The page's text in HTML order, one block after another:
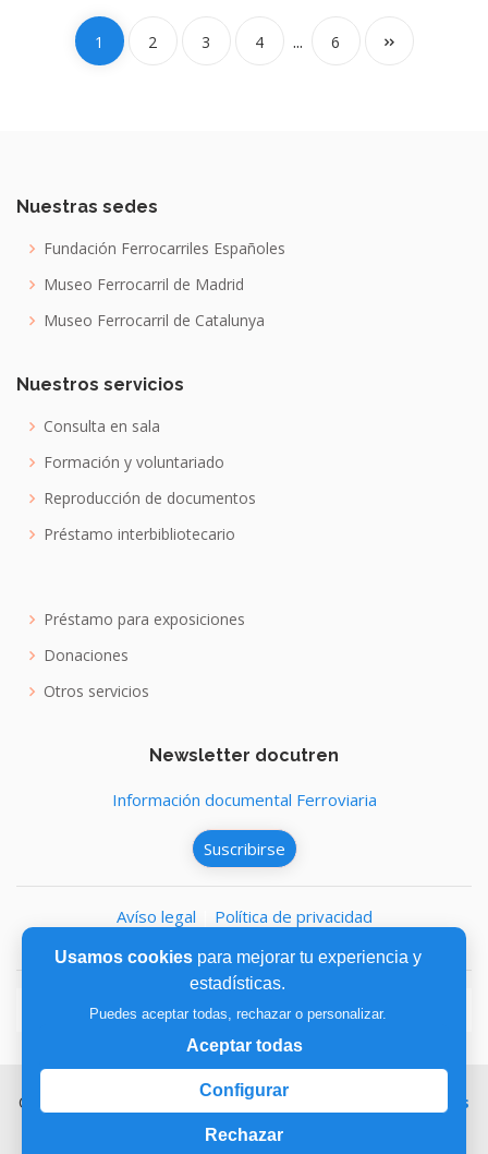
Usamos cookiespara mejorar tu experiencia y
estadísticas.
Puedes aceptar todas, rechazar o personalizar.
Aceptar todas
Configurar
Rechazar
1 2 3 4 ... 6
Nuestras sedes
Fundación Ferrocarriles Españoles
Museo Ferrocarril de Madrid
Museo Ferrocarril de Catalunya
Nuestros servicios
Consulta en sala
Formación y voluntariado
Reproducción de documentos
Préstamo interbibliotecario
Préstamo para exposiciones
Donaciones
Otros servicios
Newsletter docutren
Información documental Ferroviaria
Suscribirse
Avíso legal
Política de privacidad
Copyright © 2026, Fundación de los Ferrocarriles Españoles